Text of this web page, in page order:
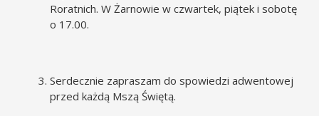
Roratnich. W Żarnowie w czwartek, piątek i sobotę
o 17.00.
Serdecznie zapraszam do spowiedzi adwentowej
przed każdą Mszą Świętą.